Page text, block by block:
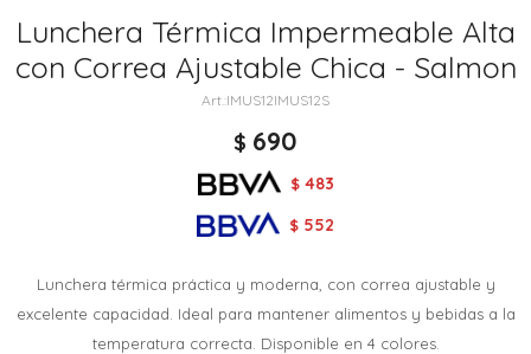
Lunchera Térmica Impermeable Alta
con Correa Ajustable Chica - Salmon
IMUS12IMUS12S
$ 690
$ 483
$ 552
Lunchera térmica práctica y moderna, con correa ajustable y
excelente capacidad. Ideal para mantener alimentos y bebidas a la
temperatura correcta. Disponible en 4 colores.